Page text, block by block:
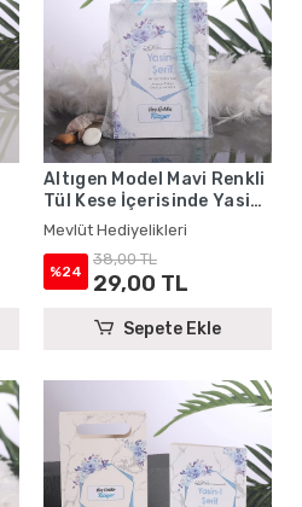
Altıgen Model Mavi Renkli
Tül Kese İçerisinde Yasin
Kitabı ve Tesbih - Mevlüt
Hediyelikleri
Mevlüt Hediyelikleri
%24
38,00 TL
29,00 TL
Sepete Ekle